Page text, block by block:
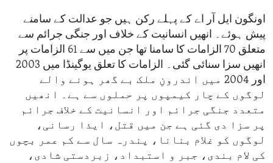
اونگون ایل آر اے کے پہلے رکن ہیں جو عدالت کے سامنے
پیش ہوئے۔ انھیں انسانیت کے خلاف اور جنگی جرائم سے
متعلق 70 الزامات کا سامنا تھا جن میں سے 61 الزامات پر
انھیں سزا سنائی گئی۔ الزامات کا تعلق یوگینڈا میں 2003
اور 2004 میں اندرونِ ملک بے گھر ہونے والے
لوگوں کے چار کیمپوں پر حملوں سے ہے۔ انھیں
متعدد جنگی جرائم اور انسانیت کے خلاف جرائم
پر سزا دی گئی ہے جن میں قتل، ایذا رسانی،
لوگوں کو غلام بنانا، پندرہ سال سے کم عمر بچوں
کی لام بندی، جبر و استبداد، زبردستی شادی،